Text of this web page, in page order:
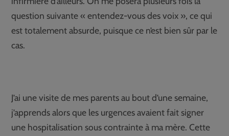
question suivante « entendez-vous des voix », ce qui
est totalement absurde, puisque ce n’est bien sûr par le
cas.
J’ai une visite de mes parents au bout d’une semaine,
j’apprends alors que les urgences avaient fait signer
une hospitalisation sous contrainte à ma mère. Cette